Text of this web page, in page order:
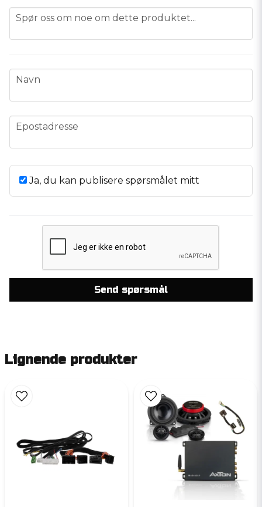
question
Spør oss om noe om dette produktet...
name
Navn
email
Epostadresse
Ja, du kan publisere spørsmålet mitt
Send spørsmål
Lignende produkter